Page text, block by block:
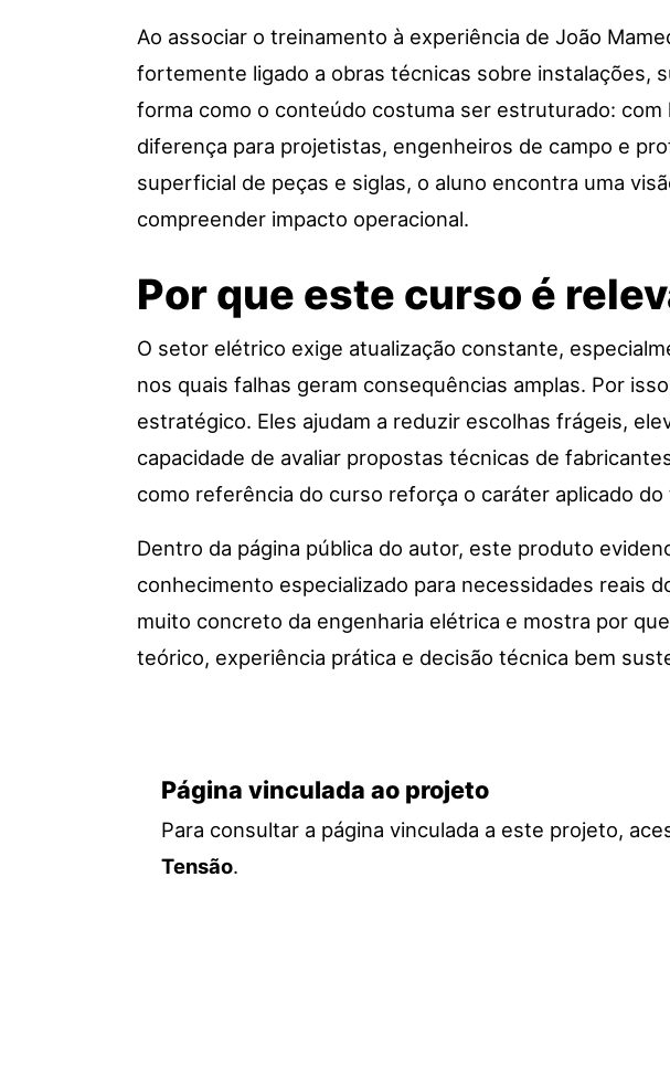
Ao associar o treinamento à experiência de João
fortemente ligado a obras técnicas sobre instalações,
forma como o conteúdo costuma ser estruturado:
diferença para projetistas, engenheiros de campo e
superficial de peças e siglas, o aluno encontra uma
compreender impacto operacional.
Por que este curso é
O setor elétrico exige atualização constante,
nos quais falhas geram consequências amplas. Por
estratégico. Eles ajudam a reduzir escolhas frágeis,
capacidade de avaliar propostas técnicas de
como referência do curso reforça o caráter aplicado
Dentro da página pública do autor, este produto
conhecimento especializado para necessidades reais
muito concreto da engenharia elétrica e mostra por
teórico, experiência prática e decisão técnica bem
Página vinculada ao projeto
Para consultar a página vinculada a este projeto,
Tensão.